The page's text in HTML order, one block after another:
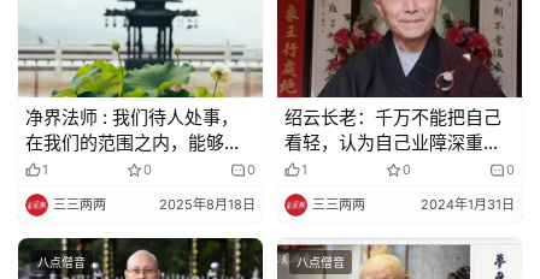
净界法师 : 我们待人处事，
在我们的范围之内，能够做
得到的，多多帮助别人，给
人家方便
1 0 0
三三两两 2025年8月18日
绍云长老：千万不能把自己
看轻，认为自己业障深重、
善根浅薄，这都是妄想执着
1 0 0
三三两两 2024年1月31日
八点僧音 八点僧音